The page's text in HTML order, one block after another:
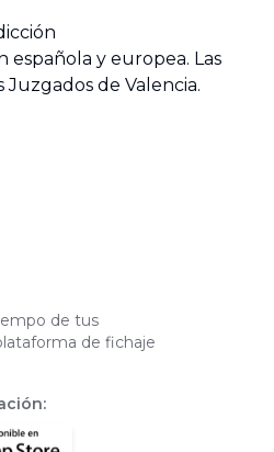
española y europea. Las
Juzgados de Valencia.
de tus
de fichaje
: